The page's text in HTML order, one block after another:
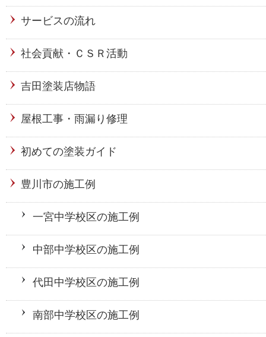
サービスの流れ
社会貢献・ＣＳＲ活動
吉田塗装店物語
屋根工事・雨漏り修理
初めての塗装ガイド
豊川市の施工例
一宮中学校区の施工例
中部中学校区の施工例
代田中学校区の施工例
南部中学校区の施工例